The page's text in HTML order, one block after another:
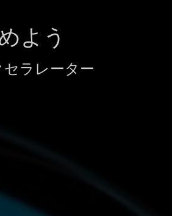
よう
ラレーター